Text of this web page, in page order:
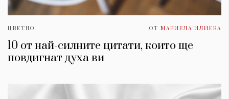
ЦВЕТНО ОТ МАРИЕЛА ИЛИЕВА
10 от най-силните цитати, които ще
повдигнат духa ви